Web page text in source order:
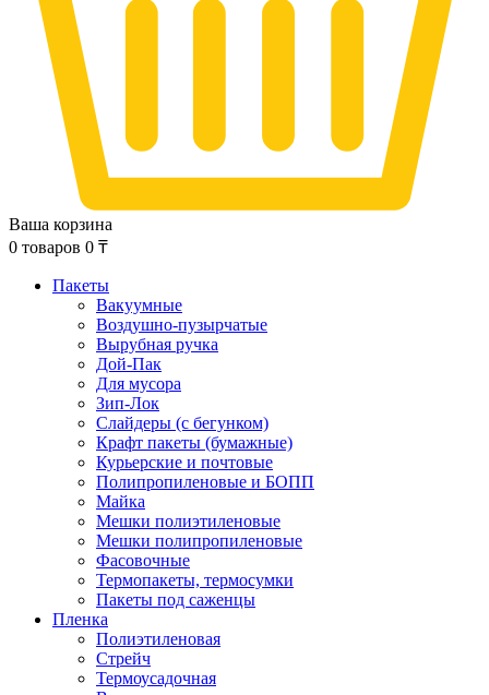
Ваша корзина
0 товаров 0 ₸
Пакеты
Вакуумные
Воздушно-пузырчатые
Вырубная ручка
Дой-Пак
Для мусора
Зип-Лок
Слайдеры (с бегунком)
Крафт пакеты (бумажные)
Курьерские и почтовые
Полипропиленовые и БОПП
Майка
Мешки полиэтиленовые
Мешки полипропиленовые
Фасовочные
Термопакеты, термосумки
Пакеты под саженцы
Пленка
Полиэтиленовая
Стрейч
Термоусадочная